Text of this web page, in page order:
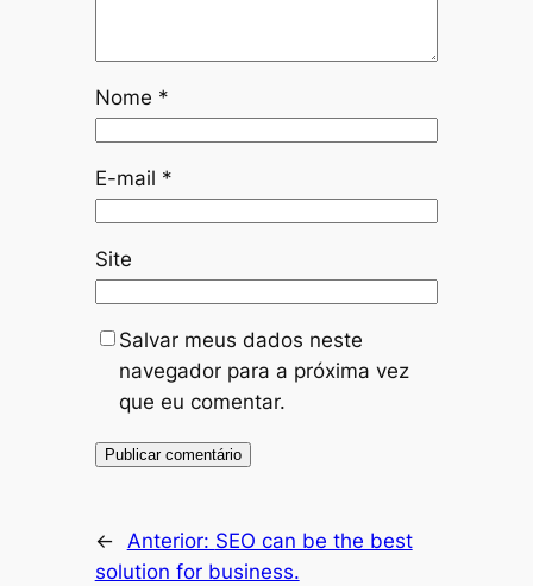
Nome *
E-mail *
Site
Salvar meus dados neste
navegador para a próxima vez
que eu comentar.
← Anterior: SEO can be the best
solution for business.